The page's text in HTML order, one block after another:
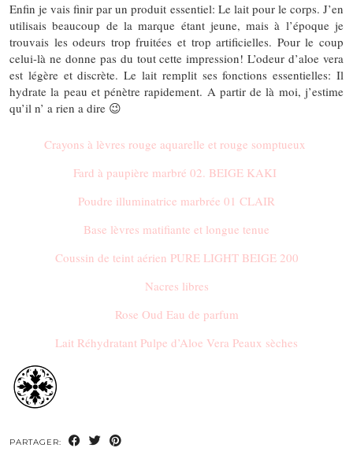
Enfin je vais finir par un produit essentiel: Le lait pour le corps. J’en
utilisais beaucoup de la marque étant jeune, mais à l’époque je
trouvais les odeurs trop fruitées et trop artificielles. Pour le coup
celui-là ne donne pas du tout cette impression! L’odeur d’aloe vera
est légère et discrète. Le lait remplit ses fonctions essentielles: Il
hydrate la peau et pénètre rapidement. A partir de là moi, j’estime
qu’il n’ a rien a dire 😉
Crayons à lèvres rouge aquarelle et rouge somptueux
Fard à paupière marbré 02. BEIGE KAKI
Poudre illuminatrice marbrée 01 CLAIR
Base lèvres matifiante et longue tenue
Coussin de teint aérien PURE LIGHT BEIGE 200
Nacres libres
Rose Oud Eau de parfum
Lait Réhydratant Pulpe d’Aloe Vera Peaux sèches
PARTAGER: